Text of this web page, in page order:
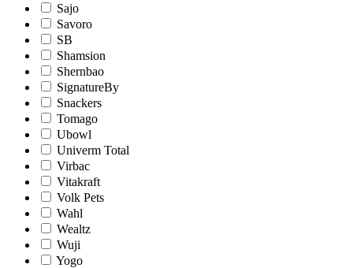
Sajo
Savoro
SB
Shamsion
Shernbao
SignatureBy
Snackers
Tomago
Ubowl
Univerm Total
Virbac
Vitakraft
Volk Pets
Wahl
Wealtz
Wuji
Yogo